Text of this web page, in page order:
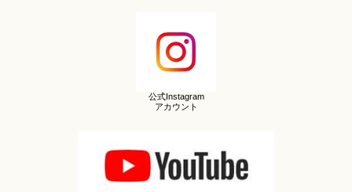
公式Instagram
アカウント